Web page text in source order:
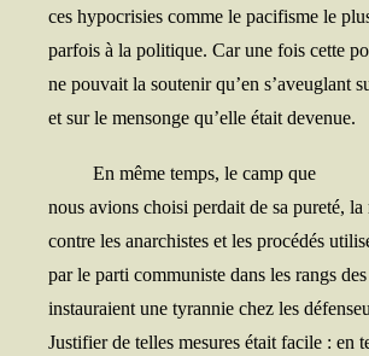
ces hypo­cri­sies comme le paci­fisme le
par­fois à la poli­tique. Car une fois cette
ne pou­vait la sou­te­nir qu’en s’aveuglant
et sur le men­songe qu’elle était devenue.
En même temps, le camp que
nous avions choi­si per­dait de sa pure­té, la
contre les anar­chistes et les pro­cé­dés
par le par­ti com­mu­niste dans les rangs
ins­tau­raient une tyran­nie chez les
Jus­ti­fier de telles mesures était facile : en